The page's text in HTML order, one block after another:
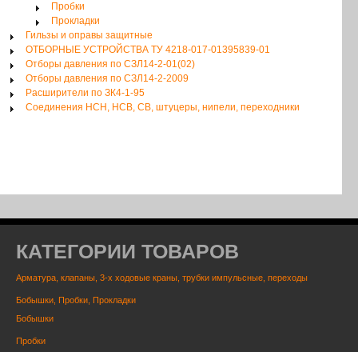
Пробки
Прокладки
Гильзы и оправы защитные
ОТБОРНЫЕ УСТРОЙСТВА ТУ 4218-017-01395839-01
Отборы давления по СЗЛ14-2-01(02)
Отборы давления по СЗЛ14-2-2009
Расширители по ЗК4-1-95
Соединения НСН, НСВ, СВ, штуцеры, нипели, переходники
КАТЕГОРИИ ТОВАРОВ
Арматура, клапаны, 3-х ходовые краны, трубки импульсные, переходы
Бобышки, Пробки, Прокладки
Бобышки
Пробки